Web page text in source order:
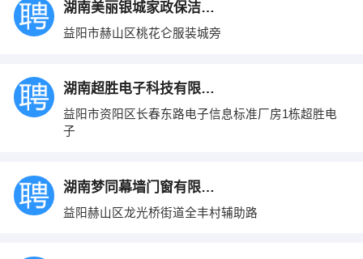
湖南美丽银城家政保洁服务有限公司
益阳市赫山区桃花仑服装城旁
湖南超胜电子科技有限公司
益阳市资阳区长春东路电子信息标准厂房1栋超胜电
子
湖南梦同幕墙门窗有限公司
益阳赫山区龙光桥街道全丰村辅助路